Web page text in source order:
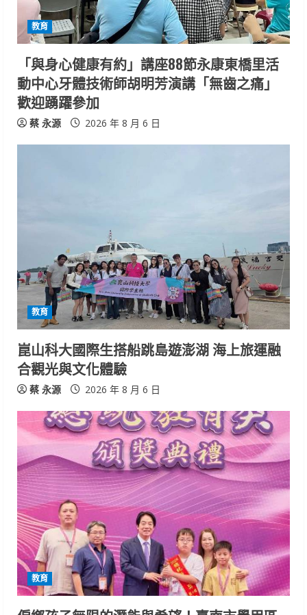
i
n
g
教育
「與身心健康有約」講座88節永康東橋里活
動中心牙體技術師胡明芳演講「無齒之痛」
歡迎踴躍參加
蔡 永源 2026 年 8 月 6 日
教育
崑山科大國際生搭船跳島遊澎湖 海上旅運融
合觀光與文化體驗
蔡 永源 2026 年 8 月 6 日
教育